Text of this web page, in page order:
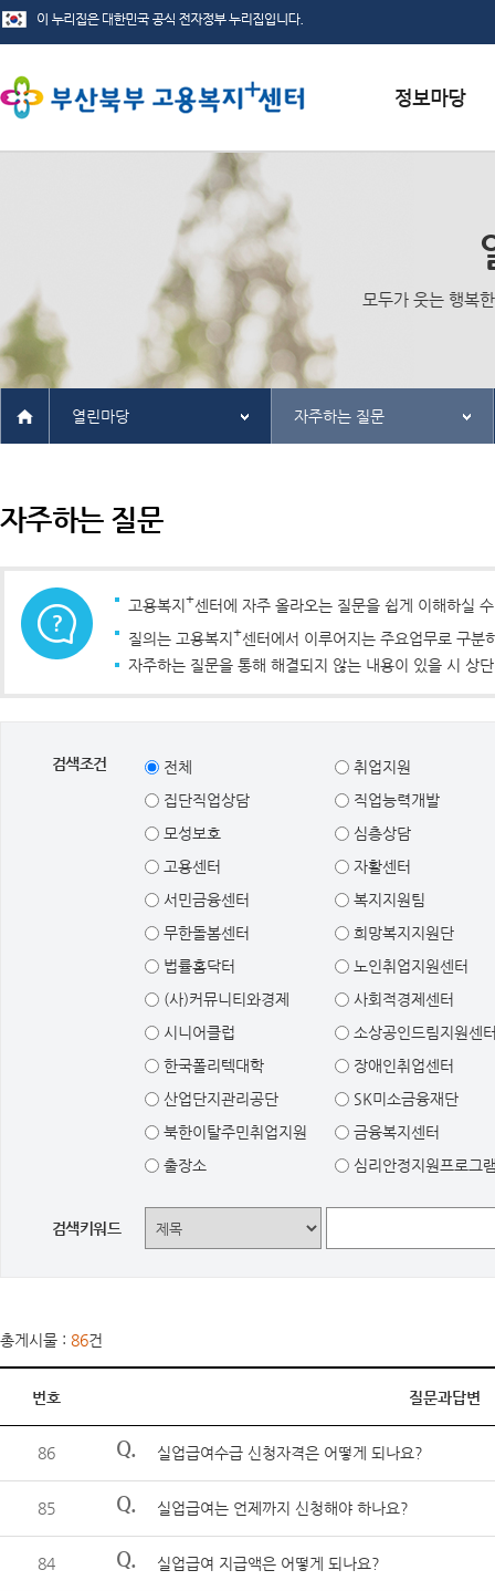
관련사이트
모두가 웃는 행복
열린마당 자주하는 질문
자주하는 질문
고용복지 +센터에 자주 올라오는 질문을 쉽게 이해하실
질의는 고용복지+센터에서 이루어지는 주요업무로 구
자주하는 질문을 통해 해결되지 않는 내용이 있을 시 상
검색조건 전체
취업지원
집단직업상담
직업능력개발
모성보호
심층상담
고용센터
자활센터
서민금융센터
복지지원팀
무한돌봄센터
희망복지지원단
법률홈닥터
노인취업지원센터
(사)커뮤니티와경제
사회적경제센터
시니어클럽
소상공인드림지원센
한국폴리텍대학
장애인취업센터
산업단지관리공단
SK미소금융재단
북한이탈주민취업지원
금융복지센터
출장소
심리안정지원프로그
검색키워드
총게시물 : 86건
번호 질문과답변
86 Q. 실업급여수급 신청자격은 어떻게 되나요?
85 Q. 실업급여는 언제까지 신청해야 하나요?
84 Q. 실업급여 지급액은 어떻게 되나요?